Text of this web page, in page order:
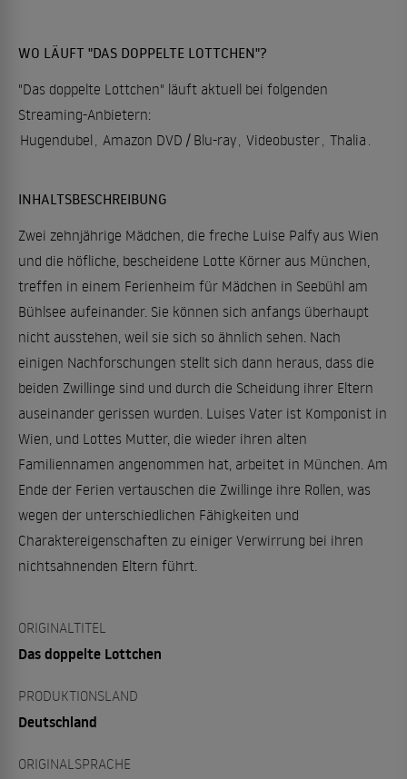
WO LÄUFT "DAS DOPPELTE LOTTCHEN"?
"Das doppelte Lottchen" läuft aktuell bei folgenden
Streaming-Anbietern:
Hugendubel , Amazon DVD / Blu-ray, Videobuster, Thalia .
INHALTSBESCHREIBUNG
Zwei zehnjährige Mädchen, die freche Luise Palfy aus Wien
und die höfliche, bescheidene Lotte Körner aus München,
treffen in einem Ferienheim für Mädchen in Seebühl am
Bühlsee aufeinander. Sie können sich anfangs überhaupt
nicht ausstehen, weil sie sich so ähnlich sehen. Nach
einigen Nachforschungen stellt sich dann heraus, dass die
beiden Zwillinge sind und durch die Scheidung ihrer Eltern
auseinander gerissen wurden. Luises Vater ist Komponist in
Wien, und Lottes Mutter, die wieder ihren alten
Familiennamen angenommen hat, arbeitet in München. Am
Ende der Ferien vertauschen die Zwillinge ihre Rollen, was
wegen der unterschiedlichen Fähigkeiten und
Charaktereigenschaften zu einiger Verwirrung bei ihren
nichtsahnenden Eltern führt.
ORIGINALTITEL
Das doppelte Lottchen
PRODUKTIONSLAND
Deutschland
ORIGINALSPRACHE